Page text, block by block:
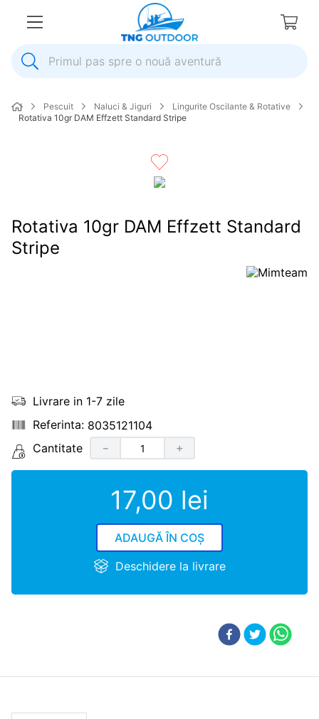
Primul pas spre o nouă aventură
2.
elice
7.
biminitop
Pescuit Naluci & Jiguri
Lingurite Oscilante & Rotative
Rotativa 10gr DAM Effzett Standard Stripe
Rotativa 10gr DAM Effzett Standard
Stripe
Livrare in 1-7 zile
8035121104
Cantitate
＋
－
17,00 lei
ADAUGĂ ÎN COȘ
Deschidere la livrare